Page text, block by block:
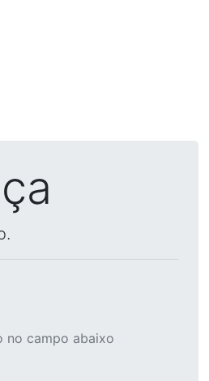
no campo abaixo